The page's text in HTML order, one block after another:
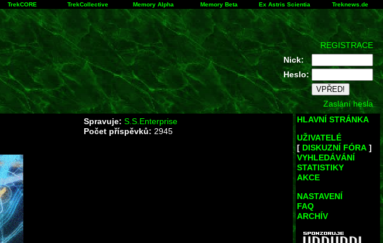
TrekCORE TrekCollective Memory Alpha Memory Beta Ex Astris Scientia Treknews.de
REGISTRACE
Nick:
Heslo:
Zaslání hesla
Spravuje: S.S.Enterprise
Počet příspěvků: 2945
HLAVNÍ STRÁNKA
UŽIVATELÉ
[ DISKUZNÍ FÓRA ]
VYHLEDÁVÁNÍ
STATISTIKY
AKCE
NASTAVENÍ
FAQ
ARCHÍV